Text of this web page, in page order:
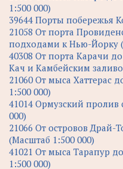
1:500 000)
39644 Порты побережья
21058 От порта
подходами к Нью-Йорку
40308 От порта Карачи
Кач и Камбейским
21060 От мыса Хаттерас
1:500 000)
41014 Ормузский
000)
21066 От островов Драй-
(Масштаб 1:500 000)
41021 От мыса Тарапур
1:500 000)